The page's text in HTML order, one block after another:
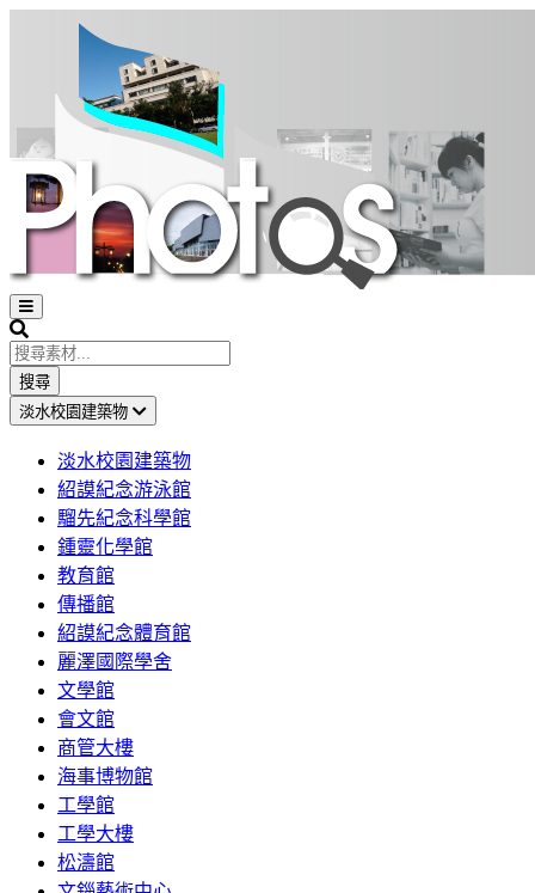
Open
sidebar
Search
搜尋
淡水校園建築物
淡水校園建築物
紹謨紀念游泳館
騮先紀念科學館
鍾靈化學館
教育館
傳播館
紹謨紀念體育館
麗澤國際學舍
文學館
會文館
商管大樓
海事博物館
工學館
工學大樓
松濤館